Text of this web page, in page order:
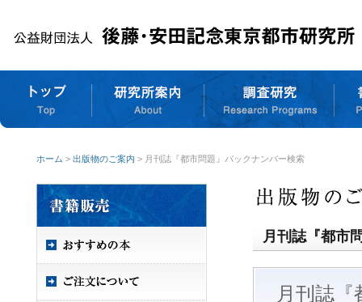
ホーム > 出版物のご案内 > 月刊誌『都市問題』バックナンバー検索
月刊誌『都市
月刊誌『